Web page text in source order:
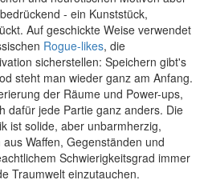
- ein Kunststück,
Auf geschickte Weise verwendet
Rogue-likes, die
sicherstellen: Speichern gibt's
steht man wieder ganz am Anfang.
der Räume und Power-ups,
dafür jede Partie ganz anders. Die
ist solide, aber unbarmherzig,
Waffen, Gegenständen und
Schwierigkeitsgrad immer
Traumwelt einzutauchen.